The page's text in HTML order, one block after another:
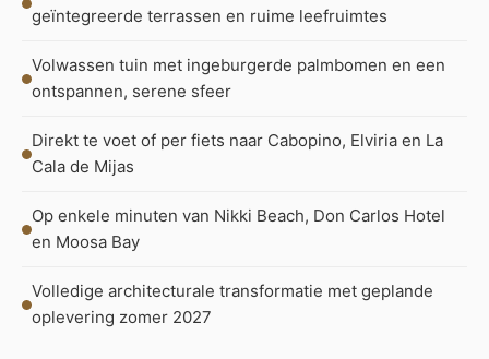
geïntegreerde terrassen en ruime leefruimtes
Volwassen tuin met ingeburgerde palmbomen en een
ontspannen, serene sfeer
Direkt te voet of per fiets naar Cabopino, Elviria en La
Cala de Mijas
Op enkele minuten van Nikki Beach, Don Carlos Hotel
en Moosa Bay
Volledige architecturale transformatie met geplande
oplevering zomer 2027